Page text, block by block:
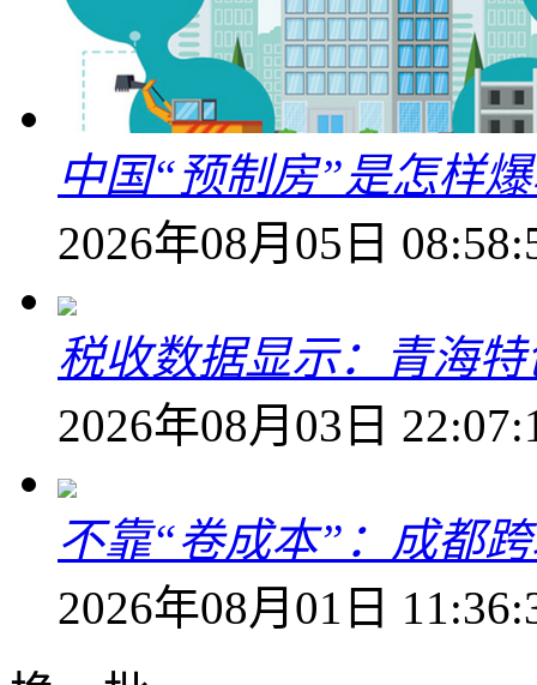
中国“预制房”是怎样
2026年08月05日
税收数据显示：青海
2026年08月03日
不靠“卷成本”：成都
2026年08月01日